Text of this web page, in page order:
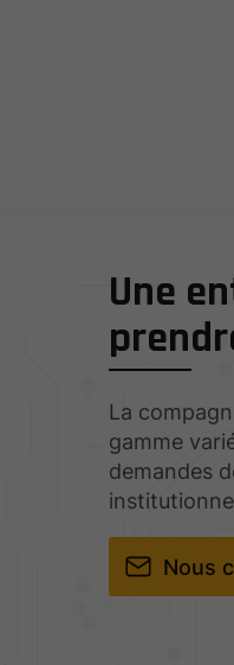
Une
La
gamme
demandes
Nous